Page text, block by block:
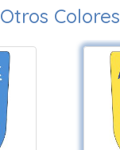
Otros Colores